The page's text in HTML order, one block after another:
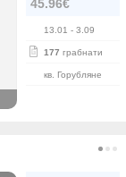
45.96€
13.01 - 3.09
177 грабнати
кв. Горубляне